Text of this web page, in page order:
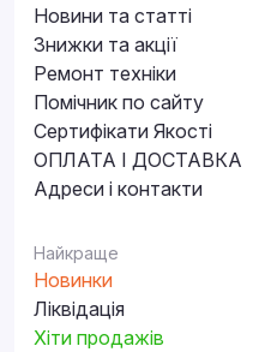
Новини та статті
Знижки та акції
Ремонт техніки
Помічник по сайту
Сертифікати Якості
ОПЛАТА І ДОСТАВКА
Адреси і контакти
Найкраще
Новинки
Ліквідація
Хіти продажів